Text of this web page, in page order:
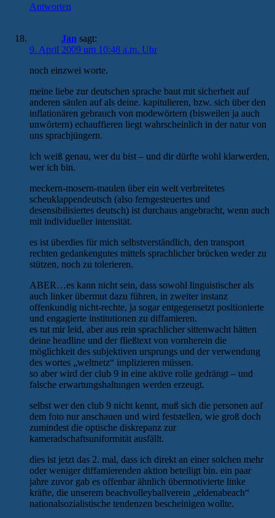
Antworten
Jan sagt:
9. April 2009 um 10:48 a.m. Uhr
noch einzwei worte.
meine liebe zur deutschen sprache baut mit sicherheit auf
anderen säulen auf als deine. kapitulieren, bzw. sich über den
inflationären gebrauch von modewörtern (bisweilen ja auch
unwörtern) echauffieren liegt wahrscheinlich in der natur von
uns sprachjüngern.
ich weiß genau, wer du bist – und dir dürfte wohl klarwerden,
wer ich bin.
meckern-mosern-maulen über ein weit verbreitetes
scheuklappendeutsch (also ferngesteuertes und
desensibilisiertes deutsch) ist durchaus angebracht, wenn auch
mit individueller intensität.
es ist überdies für mich selbstverständlich, den transport
rechten gedankengutes mittels sprachlicher brücken weder zu
stützen, noch zu tolerieren.
ABER…es kann nicht sein, dass sowohl linguistischer als
auch linker übermut dazu führen, in zweiter instanz
offenkundig nicht-rechte, ja sogar entgegensetzt positionierte
und engagierte institutionen zu diffamieren.
es tut mir leid, aber aus rein sprachlicher sittenwacht hätten
deine headline und der fließtext von vornherein die
möglichkeit des subjektiven ursprungs und der verwendung
des wortes „weltnetz“ implizieren müssen.
so aber wird der club 9 in eine aktive rolle gedrängt – und
falsche erwartungshaltungen werden erzeugt.
selbst wer den club 9 nicht kennt, muß sich die personen auf
dem foto nur anschauen und wird feststellen, wie groß doch
zumindest die optische diskrepanz zur
kameradschaftsuniformität ausfällt.
dies ist jetzt das 2. mal, dass ich direkt an einer solchen mehr
oder weniger diffamierenden aktion beteiligt bin. ein paar
jahre zuvor gab es offenbar ähnlich übermotivierte linke
kräfte, die unserem beachvolleyballverein „eldenabeach“
nationalsozialistische tendenzen bescheinigen wollte.